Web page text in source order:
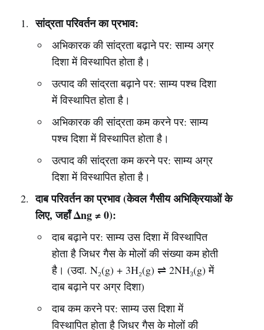
सांद्रता परिवर्तन का प्रभाव:
अभिकारक की सांद्रता बढ़ाने पर: साम्य अग्र
दिशा में विस्थापित होता है।
उत्पाद की सांद्रता बढ़ाने पर: साम्य पश्च दिशा
में विस्थापित होता है।
अभिकारक की सांद्रता कम करने पर: साम्य
पश्च दिशा में विस्थापित होता है।
उत्पाद की सांद्रता कम करने पर: साम्य अग्र
दिशा में विस्थापित होता है।
दाब परिवर्तन का प्रभाव (केवल गैसीय अभिक्रियाओं के
लिए, जहाँ Δng ≠ 0):
दाब बढ़ाने पर: साम्य उस दिशा में विस्थापित
होता है जिधर गैस के मोलों की संख्या कम होती
है। (उदा. N₂(g) + 3H₂(g) ⇌ 2NH₃(g) में
दाब बढ़ाने पर अग्र दिशा)
दाब कम करने पर: साम्य उस दिशा में
विस्थापित होता है जिधर गैस के मोलों की